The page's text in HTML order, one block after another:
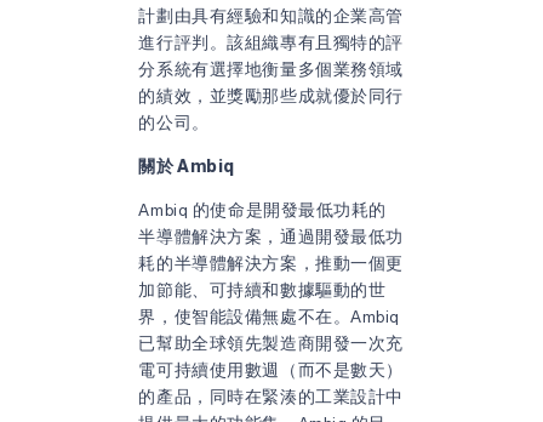
計劃由具有經驗和知識的企業高管
進行評判。該組織專有且獨特的評
分系統有選擇地衡量多個業務領域
的績效，並獎勵那些成就優於同行
的公司。
關於 Ambiq
Ambiq 的使命是開發最低功耗的
半導體解決方案，通過開發最低功
耗的半導體解決方案，推動一個更
加節能、可持續和數據驅動的世
界，使智能設備無處不在。Ambiq
已幫助全球領先製造商開發一次充
電可持續使用數週（而不是數天）
的產品，同時在緊湊的工業設計中